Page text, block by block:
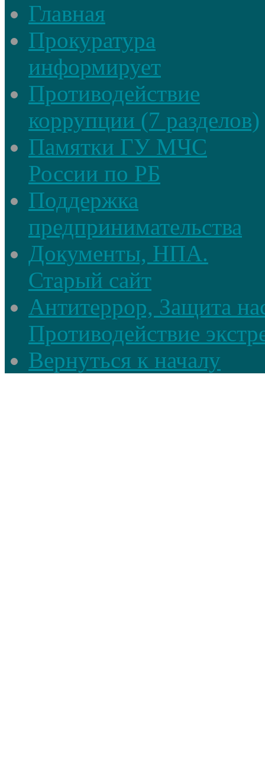
Главная
Прокуратура
информирует
Противодействие
коррупции (7 разделов)
Памятки ГУ МЧС
России по РБ
Поддержка
предпринимательства
Документы, НПА.
Старый сайт
Антитеррор, Защита
Противодействие
Вернуться к началу